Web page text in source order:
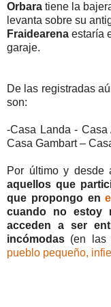
Orbara tiene la
levanta sobre su
Fraidearena estaría
garaje.
De las registradas
son:
-Casa Landa -
Casa Gambart –
Por último y desde
aquellos que
que propongo en
cuando no estoy
acceden a ser
incómodas (en las
pueblo pequeño,